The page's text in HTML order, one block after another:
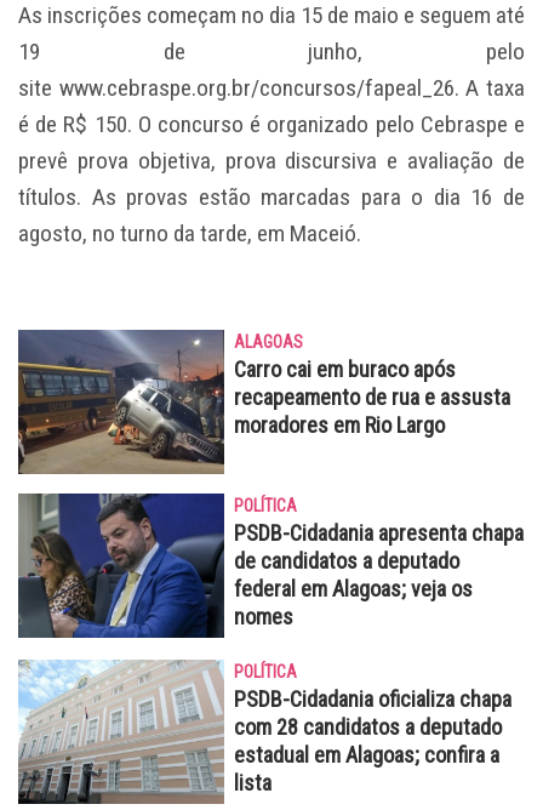
As inscrições começam no dia 15 de maio e seguem até
19 de junho, pelo
site www.cebraspe.org.br/concursos/fapeal_26. A taxa
é de R$ 150. O concurso é organizado pelo Cebraspe e
prevê prova objetiva, prova discursiva e avaliação de
títulos. As provas estão marcadas para o dia 16 de
agosto, no turno da tarde, em Maceió.
ALAGOAS
Carro cai em buraco após
recapeamento de rua e assusta
moradores em Rio Largo
POLÍTICA
PSDB-Cidadania apresenta chapa
de candidatos a deputado
federal em Alagoas; veja os
nomes
POLÍTICA
PSDB-Cidadania oficializa chapa
com 28 candidatos a deputado
estadual em Alagoas; confira a
lista